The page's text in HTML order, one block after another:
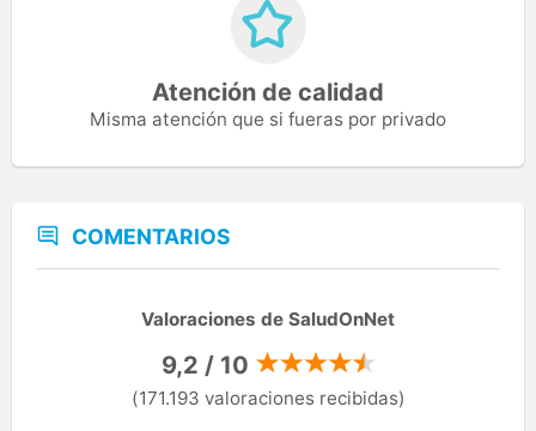
Atención de calidad
Misma atención que si fueras por privado
COMENTARIOS
Valoraciones de SaludOnNet
9,2 / 10
(171.193 valoraciones recibidas)